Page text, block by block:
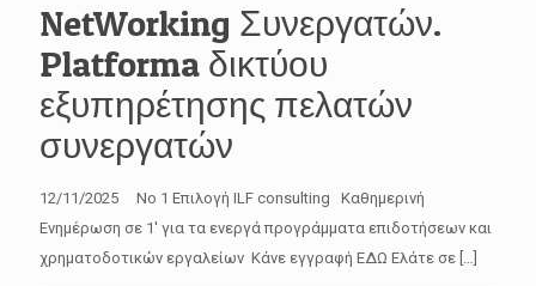
NetWorking Συνεργατών.
Platforma δικτύου
εξυπηρέτησης πελατών
συνεργατών
12/11/2025 No 1 Επιλογή ILF consulting Καθημερινή
Ενημέρωση σε 1′ για τα ενεργά προγράμματα επιδοτήσεων και
χρηματοδοτικών εργαλείων Κάνε εγγραφή ΕΔΩ Ελάτε σε […]